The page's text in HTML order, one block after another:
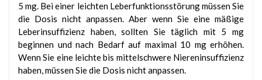
5 mg. Bei einer leichten Leberfunktionsstörung müssen Sie
die Dosis nicht anpassen. Aber wenn Sie eine mäßige
Leberinsuffizienz haben, sollten Sie täglich mit 5 mg
beginnen und nach Bedarf auf maximal 10 mg erhöhen.
Wenn Sie eine leichte bis mittelschwere Niereninsuffizienz
haben, müssen Sie die Dosis nicht anpassen.